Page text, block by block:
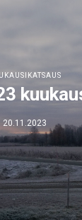
20.11.2023